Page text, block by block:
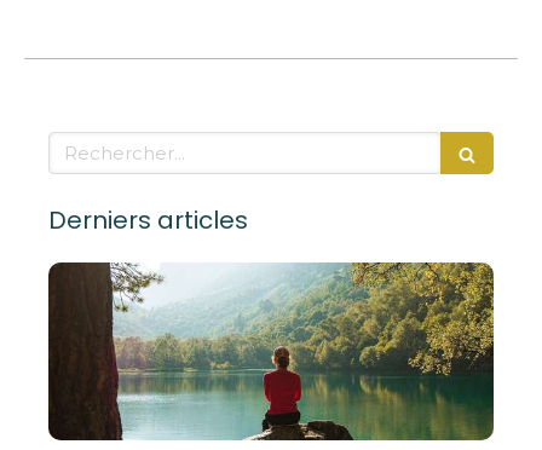
Rechercher
Derniers articles